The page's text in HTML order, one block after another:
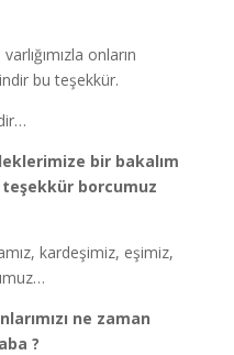
onların
bu teşekkür.
bir bakalım
borcumuz
kardeşimiz, eşimiz,
ne zaman
?